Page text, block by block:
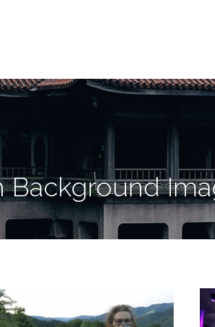
Background